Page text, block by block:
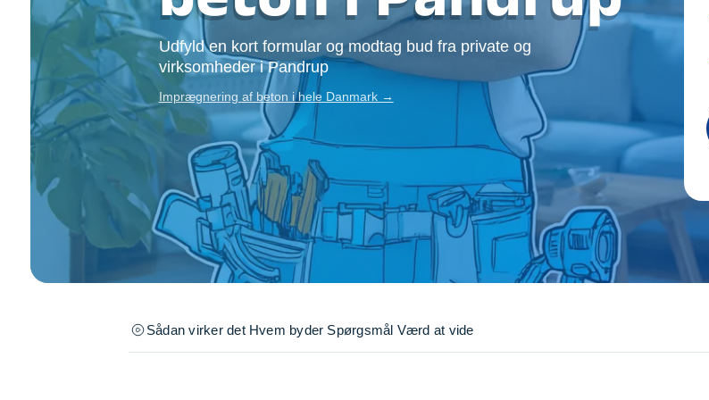
Opsætning af skillevæg
Rengøring
Træfældning
Tunge løft
TV installation og opsætning
Underholdning
Vinduespudsning
Se alle...
Udfyld en kort formular og modtag bud fra private og
virksomheder i Pandrup
Imprægnering af beton i hele Danmark →
Sådan virker det Hvem byder Spørgsmål Værd at vide